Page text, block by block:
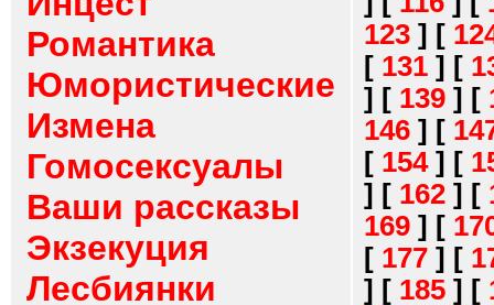
Романтика
Юмористические
Измена
Гомосексуалы
Ваши рассказы
Экзекуция
Лесбиянки
123 ] [
[ 131 ] [
] [ 139 ] [
146 ] [
[ 154] [
] [ 162 ] [
169 ] [
[ 177 ] [
] [ 185 ] [